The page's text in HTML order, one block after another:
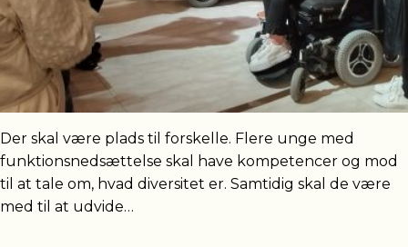
Der skal være plads til forskelle. Flere unge med
funktionsnedsættelse skal have kompetencer og mod
til at tale om, hvad diversitet er. Samtidig skal de være
med til at udvide…